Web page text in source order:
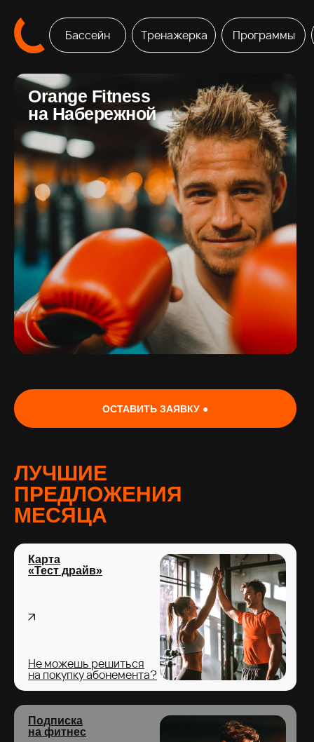
Бассейн Программы
Тренажерка
Orange Fitness
на Набережной
ОСТАВИТЬ ЗАЯВКУ ●
ЛУЧШИЕ
ПРЕДЛОЖЕНИЯ
МЕСЯЦА
Подписка
на фитнес
Не можешь решиться
на покупку абонемента?
Карта
«Тест драйв»